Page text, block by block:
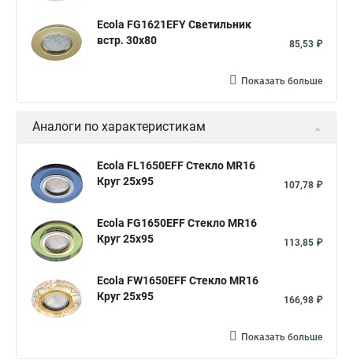
Ecola FG1621EFY Светильник
встр. 30x80
85,53 ₽
Показать больше
Аналоги по характеристикам
Ecola FL1650EFF Стекло MR16
Круг 25x95
107,78 ₽
Ecola FG1650EFF Стекло MR16
Круг 25x95
113,85 ₽
Ecola FW1650EFF Стекло MR16
Круг 25x95
166,98 ₽
Показать больше